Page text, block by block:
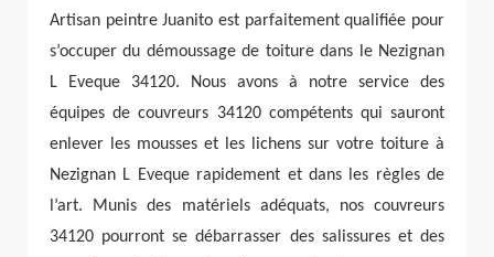
Artisan peintre Juanito est parfaitement qualifiée pour
s’occuper du démoussage de toiture dans le Nezignan
L Eveque 34120. Nous avons à notre service des
équipes de couvreurs 34120 compétents qui sauront
enlever les mousses et les lichens sur votre toiture à
Nezignan L Eveque rapidement et dans les règles de
l’art. Munis des matériels adéquats, nos couvreurs
34120 pourront se débarrasser des salissures et des